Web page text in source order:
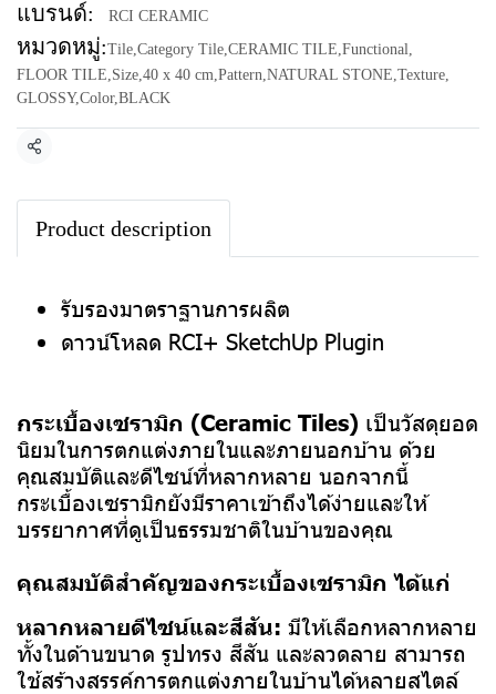
แบรนด์: RCI CERAMIC
หมวดหมู่:Tile,Category Tile,CERAMIC TILE,Functional,
FLOOR TILE,Size,40 x 40 cm,Pattern,NATURAL STONE,Texture,
GLOSSY,Color,BLACK
แชร์
Product description
รับรองมาตราฐานการผลิต
ดาวน์โหลด RCI+ SketchUp Plugin
กระเบื้องเซรามิก (Ceramic Tiles) เป็นวัสดุยอด
นิยมในการตกแต่งภายในและภายนอกบ้าน ด้วย
คุณสมบัติและดีไซน์ที่หลากหลาย นอกจากนี้
กระเบื้องเซรามิกยังมีราคาเข้าถึงได้ง่ายและให้
บรรยากาศที่ดูเป็นธรรมชาติในบ้านของคุณ
คุณสมบัติสำคัญของกระเบื้องเซรามิก ได้แก่
หลากหลายดีไซน์และสีสัน: มีให้เลือกหลากหลาย
ทั้งในด้านขนาด รูปทรง สีสัน และลวดลาย สามารถ
ใช้สร้างสรรค์การตกแต่งภายในบ้านได้หลายสไตล์